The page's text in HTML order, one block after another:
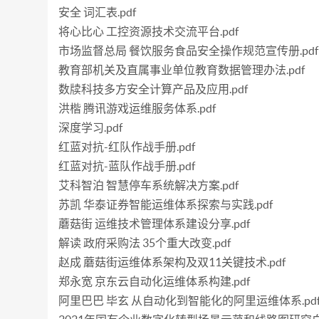
安全 词汇表.pdf
将心比心 工控资源技术交流平台.pdf
市场监督总局 餐饮服务食品安全操作规范宣传册.pdf
教育部机关及直属事业单位教育数据管理办法.pdf
数牍科技多方安全计算产品及应用.pdf
洪楷 腾讯游戏运维服务体系.pdf
深度学习.pdf
红蓝对抗-红队作战手册.pdf
红蓝对抗-蓝队作战手册.pdf
艾科智泊 智慧停车系统解决方案.pdf
苏凯 华泰证券智能运维体系探索与实践.pdf
蘑菇街 运维技术管理体系建设分享.pdf
解读 政府采购法 35个重大改变.pdf
赵成 蘑菇街运维体系架构及双11关键技术.pdf
郑永宽 京东云自动化运维体系构建.pdf
阿里巴巴 毕玄 从自动化到智能化的阿里运维体系